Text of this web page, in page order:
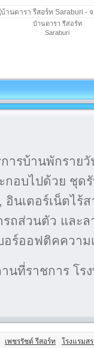
บ้านดารา รีสอร์ท
Saraburi
ารบ้านพักรายวั
อบไปด้วย ชุด
นเตอร์เน็ตไร้
ถส่วนตัว และ
อร์ออฟติคความ
นที่ราชการ โร
เพชรรัชต์ รีสอร์ท โรงแรมส